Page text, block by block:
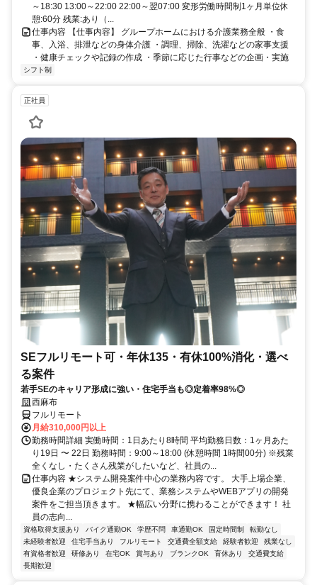
治 - 木江港（フェリー/1時間10分） 宗方港（大三島） - 木江港（フェ
リー/15分） 宮浦港（大三島） - 木江港（フェリー/25分）
～18:30 13:00～22:00 22:00～翌07:00 変形労働時間制1ヶ月単位休
憩:60分 残業:あり（...
仕事内容 【仕事内容】 グループホームにおける介護業務全般 ・食
事、入浴、排泄などの身体介護 ・調理、掃除、洗濯などの家事支援
・健康チェックや記録の作成 ・季節に応じた行事などの企画・実施
シフト制
正社員
SEフルリモート可・年休135・有休100%消化・選べ
る案件
若手SEのキャリア形成に強い・住宅手当も◎定着率98%◎
西麻布
フルリモート
月給310,000円以上
勤務時間詳細 実働時間：1日あたり8時間 平均勤務日数：1ヶ月あた
り19日 〜 22日 勤務時間：9:00～18:00 (休憩時間 1時間00分) ※残業
全くなし・たくさん残業がしたいなど、社員の...
仕事内容 ★システム開発案件中心の業務内容です。 大手上場企業、
優良企業のプロジェクト先にて、業務システムやWEBアプリの開発
案件をご担当頂きます。 ★幅広い分野に携わることができます！ 社
員の志向...
資格取得支援あり バイク通勤OK 学歴不問 車通勤OK 固定時間制
転勤なし
未経験者歓迎
住宅手当あり フルリモート 交通費全額支給 経験者歓迎
残業なし
有資格者歓迎
研修あり 在宅OK 賞与あり ブランクOK 育休あり
交通費支給
長期歓迎